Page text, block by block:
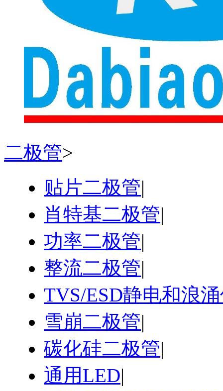
二极管>
贴片二极管|
肖特基二极管|
功率二极管|
整流二极管|
TVS/ESD静电和浪
雪崩二极管|
碳化硅二极管|
通用LED|